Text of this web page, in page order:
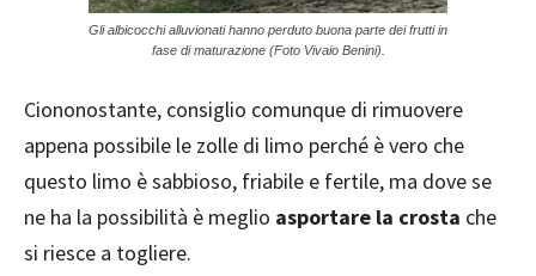
Gli albicocchi alluvionati hanno perduto buona parte dei frutti in
fase di maturazione (Foto Vivaio Benini).
Ciononostante, consiglio comunque di rimuovere
appena possibile le zolle di limo perché è vero che
questo limo è sabbioso, friabile e fertile, ma dove se
ne ha la possibilità è meglio asportare la crosta che
si riesce a togliere.